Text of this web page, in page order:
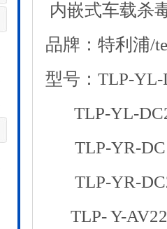
内嵌式车载杀
品牌：特利浦/
型号： TLP-YL-
TLP-YL-
TLP-YR-
TLP-YR-
TLP- Y-